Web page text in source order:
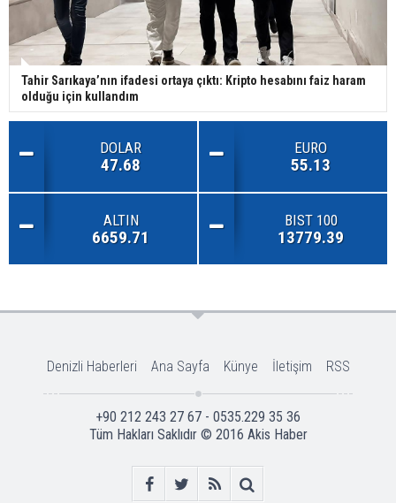
Tahir Sarıkaya’nın ifadesi ortaya çıktı: Kripto hesabını faiz haram
olduğu için kullandım
DOLAR
47.68
EURO
55.13
ALTIN
6659.71
BIST 100
13779.39
Denizli Haberleri Ana Sayfa Künye İletişim RSS
+90 212 243 27 67 - 0535.229 35 36
Tüm Hakları Saklıdır © 2016 Akis Haber